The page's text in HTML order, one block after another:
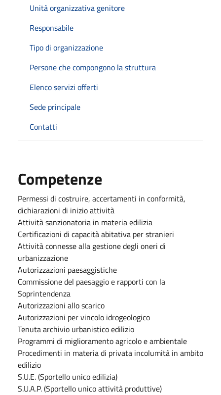
Unità organizzativa genitore
Responsabile
Tipo di organizzazione
Persone che compongono la struttura
Elenco servizi offerti
Sede principale
Contatti
Competenze
Permessi di costruire, accertamenti in conformità,
dichiarazioni di inizio attività
Attività sanzionatoria in materia edilizia
Certificazioni di capacità abitativa per stranieri
Attività connesse alla gestione degli oneri di
urbanizzazione
Autorizzazioni paesaggistiche
Commissione del paesaggio e rapporti con la
Soprintendenza
Autorizzazioni allo scarico
Autorizzazioni per vincolo idrogeologico
Tenuta archivio urbanistico edilizio
Programmi di miglioramento agricolo e ambientale
Procedimenti in materia di privata incolumità in ambito
edilizio
S.U.E. (Sportello unico edilizia)
S.U.A.P. (Sportello unico attività produttive)